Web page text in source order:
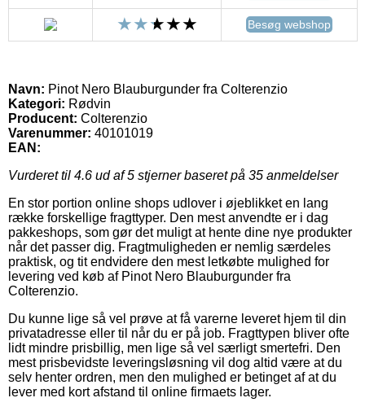
Besøg webshop
Navn: Pinot Nero Blauburgunder fra Colterenzio
Kategori: Rødvin
Producent: Colterenzio
Varenummer: 40101019
EAN:
Vurderet til 4.6 ud af 5 stjerner baseret på 35 anmeldelser
En stor portion online shops udlover i øjeblikket en lang
række forskellige fragttyper. Den mest anvendte er i dag
pakkeshops, som gør det muligt at hente dine nye produkter
når det passer dig. Fragtmuligheden er nemlig særdeles
praktisk, og tit endvidere den mest letkøbte mulighed for
levering ved køb af Pinot Nero Blauburgunder fra
Colterenzio.
Du kunne lige så vel prøve at få varerne leveret hjem til din
privatadresse eller til når du er på job. Fragttypen bliver ofte
lidt mindre prisbillig, men lige så vel særligt smertefri. Den
mest prisbevidste leveringsløsning vil dog altid være at du
selv henter ordren, men den mulighed er betinget af at du
lever med kort afstand til online firmaets lager.